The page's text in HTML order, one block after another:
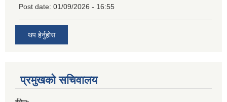
Post date: 01/09/2026 - 16:55
थप हेर्नुहोस
प्रमुखको सचिवालय